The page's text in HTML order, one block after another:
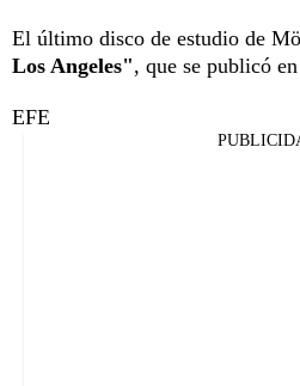
El último disco de estudio de
Los Angeles", que se publicó
EFE